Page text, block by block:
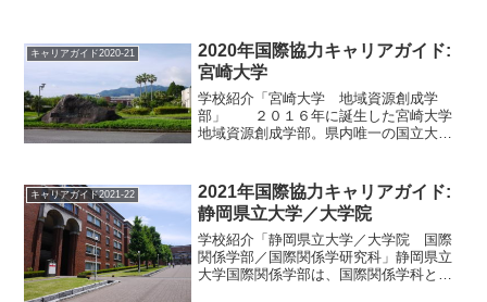
キャリアガイド2020-21
2020年国際協力キャリアガイド:
宮崎大学
学校紹介「宮崎大学 地域資源創成学
部」 ２０１６年に誕生した宮崎大学
地域資源創成学部。県内唯一の国立大学
源を活かして新しい価値を創出し、国内
外へのビジネスなどの展開を...
キャリアガイド2021-22
2021年国際協力キャリアガイド:
静岡県立大学／大学院
学校紹介「静岡県立大学／大学院 国際
関係学部／国際関係学研究科」静岡県立
大学国際関係学部は、国際関係学科と国